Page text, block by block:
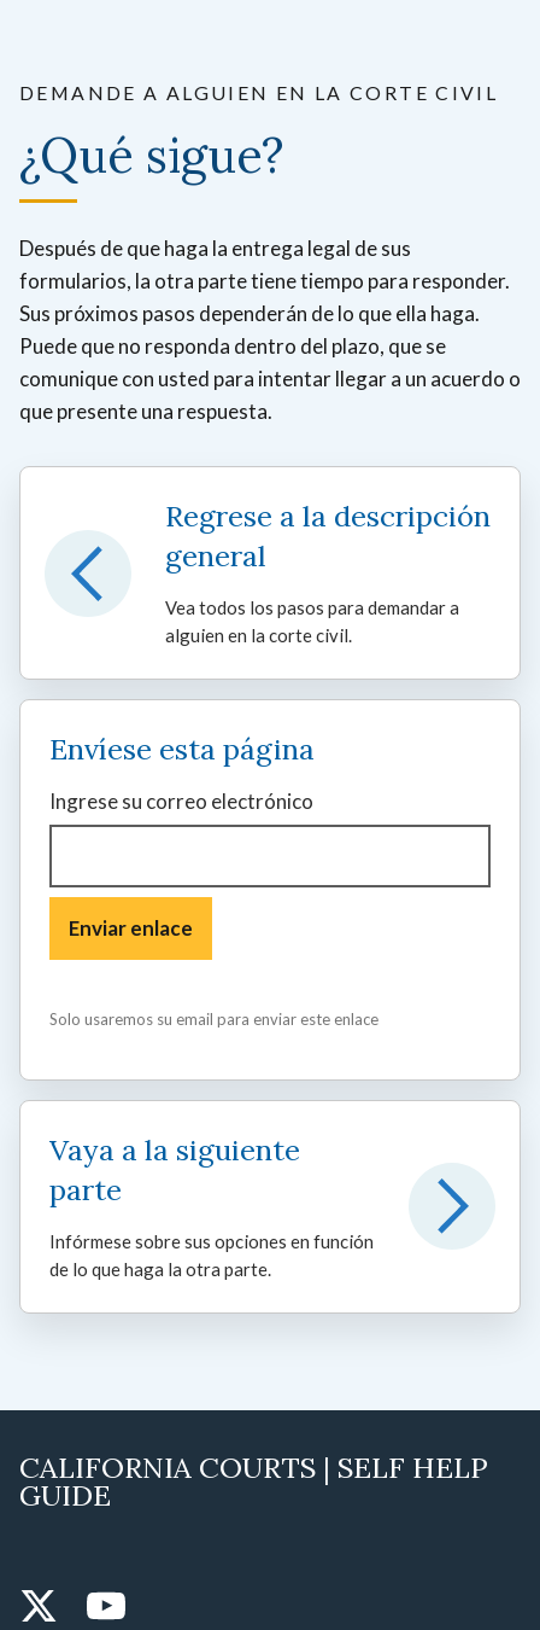
DEMANDE A ALGUIEN EN LA CORTE CIVIL
¿Qué sigue?
Después de que haga la entrega legal de sus
formularios, la otra parte tiene tiempo para responder.
Sus próximos pasos dependerán de lo que ella haga.
Puede que no responda dentro del plazo, que se
comunique con usted para intentar llegar a un acuerdo o
que presente una respuesta.
Regrese a la descripción
general
Vea todos los pasos para demandar a
alguien en la corte civil.
Envíese esta página
Ingrese su correo electrónico
Solo usaremos su email para enviar este enlace
Vaya a la siguiente
parte
Infórmese sobre sus opciones en función
de lo que haga la otra parte.
CALIFORNIA COURTS | SELF HELP
GUIDE